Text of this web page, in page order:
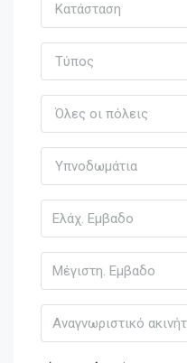
Κατάσταση
Τύπος
Όλες οι πόλεις
Υπνοδωμάτια